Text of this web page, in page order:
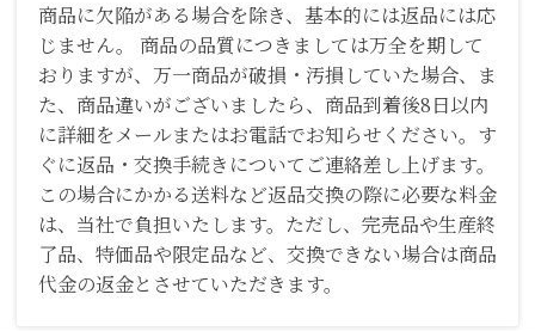
商品に欠陥がある場合を除き、基本的には返品には応
じません。 商品の品質につきましては万全を期して
おりますが、万一商品が破損・汚損していた場合、ま
た、商品違いがございましたら、商品到着後8日以内
に詳細をメールまたはお電話でお知らせください。す
ぐに返品・交換手続きについてご連絡差し上げます。
この場合にかかる送料など返品交換の際に必要な料金
は、当社で負担いたします。ただし、完売品や生産終
了品、特価品や限定品など、交換できない場合は商品
代金の返金とさせていただきます。